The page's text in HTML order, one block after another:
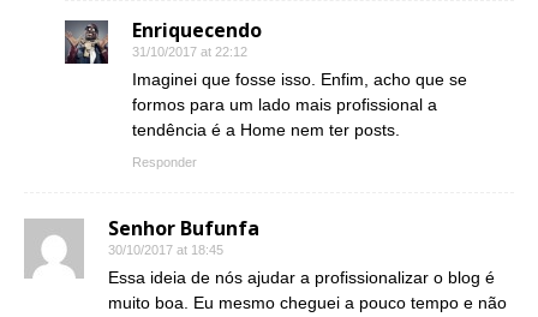
Enriquecendo
31/10/2017 at 22:12
Imaginei que fosse isso. Enfim, acho que se
formos para um lado mais profissional a
tendência é a Home nem ter posts.
Responder
Senhor Bufunfa
30/10/2017 at 18:45
Essa ideia de nós ajudar a profissionalizar o blog é
muito boa. Eu mesmo cheguei a pouco tempo e não